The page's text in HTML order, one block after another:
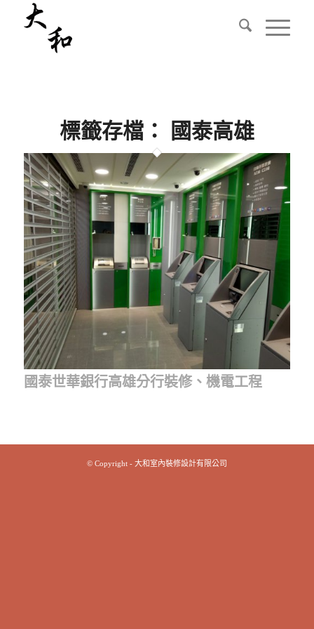
標籤存檔： 國泰高雄
國泰世華銀行高雄分行裝修、機電工程
© Copyright - 大和室內裝修設計有限公司